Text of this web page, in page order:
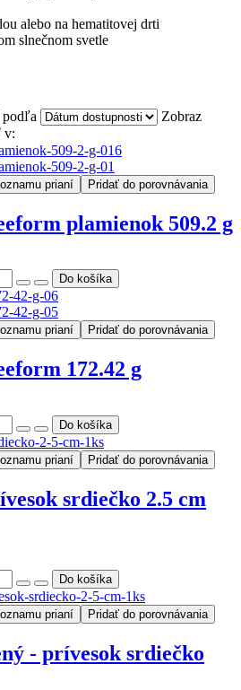
alebo na hematitovej drti
slnečnom svetle
Zobraz
v:
prianí Pridať do porovnávania
plamienok 509.2 g
prianí Pridať do porovnávania
172.42 g
prianí Pridať do porovnávania
srdiečko 2.5 cm
prianí Pridať do porovnávania
- prívesok srdiečko